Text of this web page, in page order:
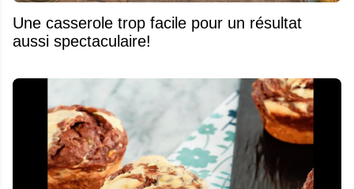
Une casserole trop facile pour un résultat
aussi spectaculaire!